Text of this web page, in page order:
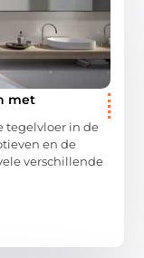
met
tegelvloer in de
en de
verschillende